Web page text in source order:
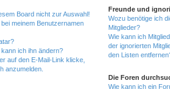
Board nicht zur Auswahl!
meinem Benutzernamen
ich ihn ändern?
auf den E-Mail-Link klicke,
anzumelden.
Freunde und
Wozu benötige ich
Mitglieder?
Wie kann ich
der ignorierten
den Listen
Die Foren
Wie kann ich ein